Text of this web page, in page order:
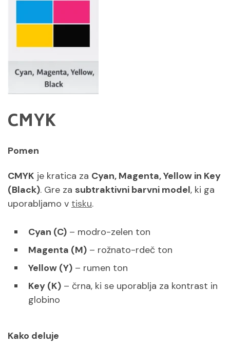
CMYK
Pomen
CMYK je kratica za Cyan, Magenta, Yellow in Key
(Black). Gre za subtraktivni barvni model, ki ga
uporabljamo v tisku.
Cyan (C) – modro-zelen ton
Magenta (M) – rožnato-rdeč ton
Yellow (Y) – rumen ton
Key (K) – črna, ki se uporablja za kontrast in
globino
Kako deluje